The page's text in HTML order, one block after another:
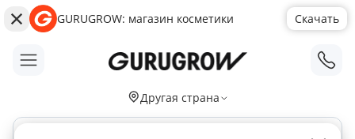
GURUGROW: магазин косметики Скачать
Другая страна